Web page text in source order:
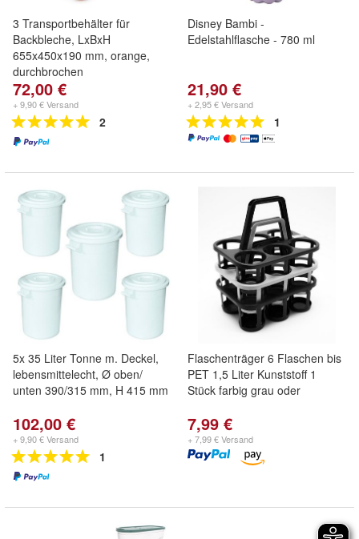
3 Transportbehälter für
Backbleche, LxBxH
655x450x190 mm, orange,
durchbrochen
72,00 €
+ 9,90 € Versand
2
Disney Bambi -
Edelstahlflasche - 780 ml
21,90 €
+ 2,95 € Versand
1
5x 35 Liter Tonne m. Deckel,
lebensmittelecht, Ø oben/
unten 390/315 mm, H 415 mm
102,00 €
+ 9,90 € Versand
1
Flaschenträger 6 Flaschen bis
PET 1,5 Liter Kunststoff 1
Stück farbig grau oder
7,99 €
+ 7,99 € Versand